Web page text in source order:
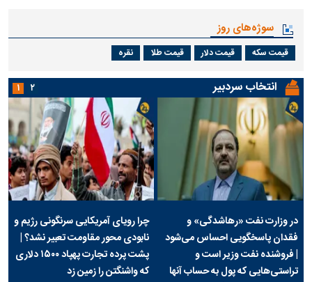
سوژه‌های روز
قیمت سکه قیمت دلار قیمت طلا نقره
انتخاب سردبیر
در وزارت نفت «رهاشدگی» و
فقدان پاسخگویی احساس می‌شود
| فروشنده نفت وزیر است و
تراستی‌هایی که پول به حساب آنها
چرا رویای آمریکایی سرنگونی رژیم و
نابودی محور مقاومت تعبیر نشد؟ |
پشت پرده تجارت پهپاد‌ ۱۵۰۰ دلاری
که واشنگتن را زمین زد
۱ ۲